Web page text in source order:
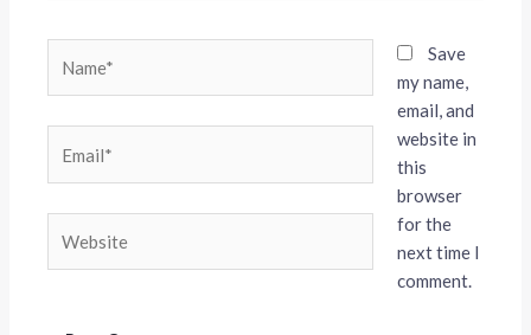
Save
my name,
email, and
website in
this
browser
for the
next time I
comment.